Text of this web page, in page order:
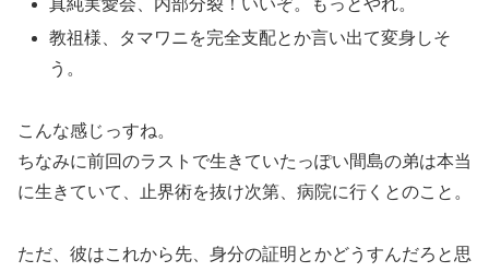
真純実愛会、内部分裂！いいぞ。もっとやれ。
教祖様、タマワニを完全支配とか言い出て変身しそ
う。
こんな感じっすね。
ちなみに前回のラストで生きていたっぽい間島の弟は本当
に生きていて、止界術を抜け次第、病院に行くとのこと。
ただ、彼はこれから先、身分の証明とかどうすんだろと思